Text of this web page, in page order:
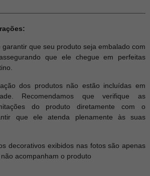
garantir que seu produto seja embalado com
que ele chegue em perfeitas
dos produtos não estão incluídas em
Recomendamos que verifique as
do produto diretamente com o
que ele atenda plenamente às suas
decorativos exibidos nas fotos são apenas
acompanham o produto